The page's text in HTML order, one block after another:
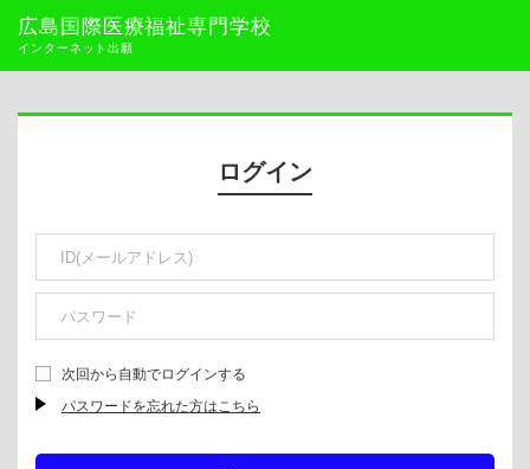
広島国際医療福祉専門学校
インターネット出願
ログイン
次回から自動でログインする
パスワードを忘れた方はこちら